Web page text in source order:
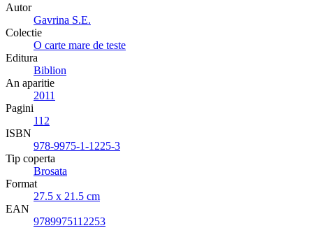
Autor
Gavrina S.E.
Colectie
O carte mare de teste
Editura
Biblion
An aparitie
2011
Pagini
112
ISBN
978-9975-1-1225-3
Tip coperta
Brosata
Format
27.5 x 21.5 cm
EAN
9789975112253